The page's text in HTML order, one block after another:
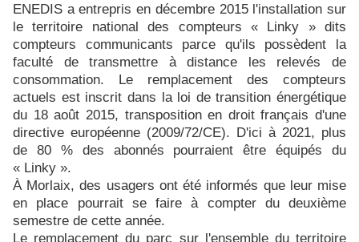
ENEDIS a entrepris en décembre 2015 l'installation sur
le territoire national des compteurs « Linky » dits
compteurs communicants parce qu'ils possèdent la
faculté de transmettre à distance les relevés de
consommation. Le remplacement des compteurs
actuels est inscrit dans la loi de transition énergétique
du 18 août 2015, transposition en droit français d'une
directive européenne (2009/72/CE). D'ici à 2021, plus
de 80 % des abonnés pourraient être équipés du
« Linky ».
À Morlaix,des usagers ont été informés queleur mise
en place pourrait se faire à compter du deuxième
semestre de cette année.
Le remplacement du parc sur l'ensemble du territoire